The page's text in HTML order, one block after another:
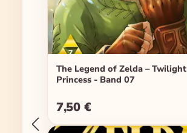
The Legend of Zelda – Twilight
Princess - Band 07
Regulärer Preis:
7,50 €